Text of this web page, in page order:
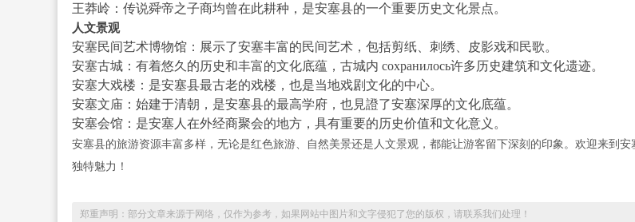
王莽岭：传说舜帝之子商均曾在此耕种，是安塞县的一个重要历史文化景点。
人文景观
安塞民间艺术博物馆：展示了安塞丰富的民间艺术，包括剪纸、刺绣、皮影戏和民歌。
安塞古城：有着悠久的历史和丰富的文化底蕴，古城内 сохранилось许多历史建筑和文化遗迹。
安塞大戏楼：是安塞县最古老的戏楼，也是当地戏剧文化的中心。
安塞文庙：始建于清朝，是安塞县的最高学府，也見證了安塞深厚的文化底蕴。
安塞会馆：是安塞人在外经商聚会的地方，具有重要的历史价值和文化意义。
安塞县的旅游资源丰富多样，无论是红色旅游、自然美景还是人文景观，都能让游客留下深刻的印象。欢迎来到
独特魅力！
郑重声明：部分文章来源于网络，仅作为参考，如果网站中图片和文字侵犯了您的版权，请联系我们处理！